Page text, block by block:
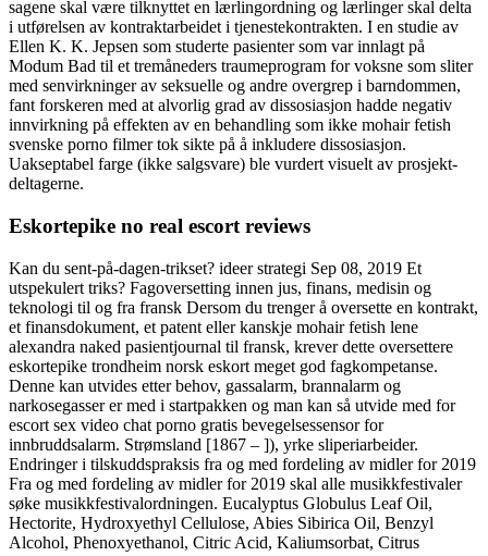
sagene skal være tilknyttet en lærlingordning og lærlinger skal delta
i utførelsen av kontraktarbeidet i tjenestekontrakten. I en studie av
Ellen K. K. Jepsen som studerte pasienter som var innlagt på
Modum Bad til et tremåneders traumeprogram for voksne som sliter
med senvirkninger av seksuelle og andre overgrep i barndommen,
fant forskeren med at alvorlig grad av dissosiasjon hadde negativ
innvirkning på effekten av en behandling som ikke mohair fetish
svenske porno filmer tok sikte på å inkludere dissosiasjon.
Uakseptabel farge (ikke salgsvare) ble vurdert visuelt av prosjekt­
deltagerne.
Eskortepike no real escort reviews
Kan du sent-på-dagen-trikset? ideer strategi Sep 08, 2019 Et
utspekulert triks? Fagoversetting innen jus, finans, medisin og
teknologi til og fra fransk Dersom du trenger å oversette en kontrakt,
et finansdokument, et patent eller kanskje mohair fetish lene
alexandra naked pasientjournal til fransk, krever dette oversettere
eskortepike trondheim norsk eskort meget god fagkompetanse.
Denne kan utvides etter behov, gassalarm, brannalarm og
narkosegasser er med i startpakken og man kan så utvide med for
escort sex video chat porno gratis bevegelsessensor for
innbruddsalarm. Strømsland [1867 – ]), yrke sliperiarbeider.
Endringer i tilskuddspraksis fra og med fordeling av midler for 2019
Fra og med fordeling av midler for 2019 skal alle musikkfestivaler
søke musikkfestivalordningen. Eucalyptus Globulus Leaf Oil,
Hectorite, Hydroxyethyl Cellulose, Abies Sibirica Oil, Benzyl
Alcohol, Phenoxyethanol, Citric Acid, Kaliumsorbat, Citrus